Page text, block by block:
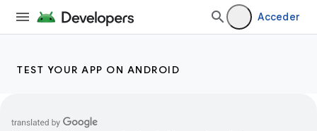
Acceder
TEST YOUR APP ON ANDROID